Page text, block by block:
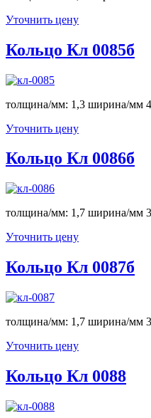
Уточнить цену
Кольцо Кл 0085б
толщина/мм: 1,3 ширина/мм
Уточнить цену
Кольцо Кл 0086б
толщина/мм: 1,7 ширина/мм
Уточнить цену
Кольцо Кл 0087б
толщина/мм: 1,7 ширина/мм
Уточнить цену
Кольцо Кл 0088